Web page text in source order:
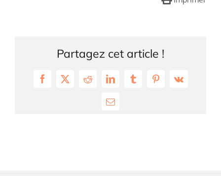
Partagez cet article !
Facebook
X RedditLinkedInTumblrPinterest
Vk
Email